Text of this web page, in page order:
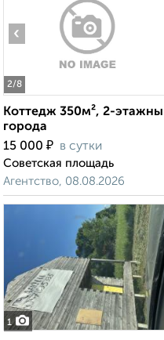
2/8
‹
Коттедж 350м², 2-
города
15 000 ₽ в сутки
Советская площадь
Агентство, 08.08.2026
1